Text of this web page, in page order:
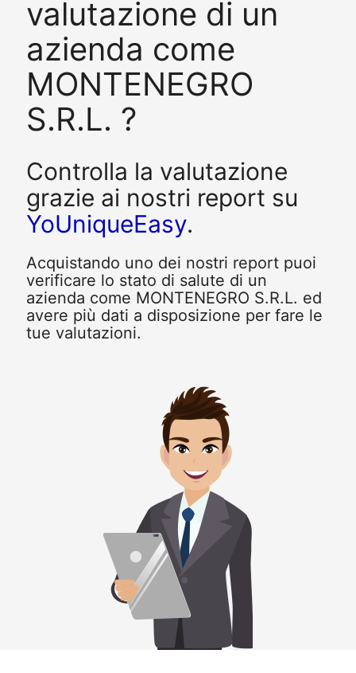
valutazione di un
azienda come
MONTENEGRO
S.R.L. ?
Controlla la valutazione
grazie ai nostri report su
YoUniqueEasy.
Acquistando uno dei nostri report puoi
verificare lo stato di salute di un
azienda come MONTENEGRO S.R.L. ed
avere più dati a disposizione per fare le
tue valutazioni.